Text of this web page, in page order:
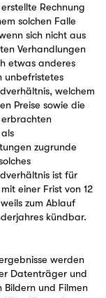
Rechnung
solchen Falle
sich nicht aus
Verhandlungen
etwas anderes
unbefristetes
welchem
Preise sowie die
zugrunde
ist für
einer Frist von 12
zum Ablauf
kündbar.
werden
Datenträger und
Bildern und Filmen